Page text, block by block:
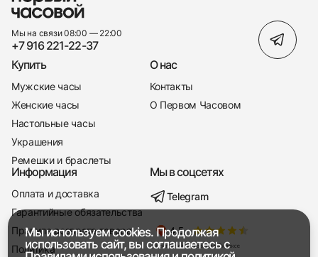
+7 916 221-22-37
Мы насвязи 08:00 — 19:00
Мы на связи 08:00 — 22:00
+7 916 221-22-37
Купить
Мужские часы
Женские часы
Настольные часы
Украшения
Ремешки и браслеты
О нас
Контакты
О Первом Часовом
Информация
Оплата и доставка
Гарантийные обязательства
Правила возврата товара
Политика
Мы в соцсетях
Telegram
Мы используем cookies. Продолжая
использовать сайт, вы соглашаетесь с